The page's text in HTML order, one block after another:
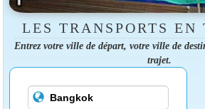
LES TRANSPORTS
Entrez votre ville de départ, votre ville de
trajet.